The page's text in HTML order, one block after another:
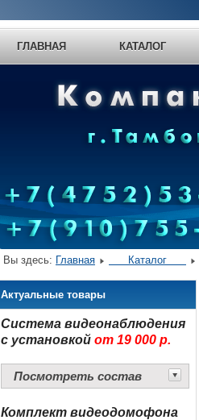
ГЛАВНАЯ КАТАЛОГ
Вы здесь: Главная Каталог
Актуальные товары
Система видеонаблюдения
с установкой от 19 000 р.
Посмотреть состав
Комплект видеодомофона